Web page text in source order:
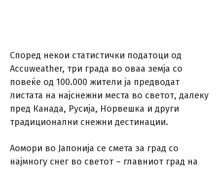
Според некои статистички податоци од
Accuweather, три града во оваа земја со
повеќе од 100.000 жители ја предводат
листата на најснежни места во светот, далеку
пред Канада, Русија, Норвешка и други
традиционални снежни дестинации.
Аомори во Јапонија се смета за град со
најмногу снег во светот – главниот град на